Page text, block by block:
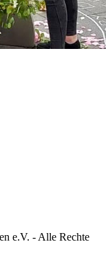
e.V. - Alle Rechte